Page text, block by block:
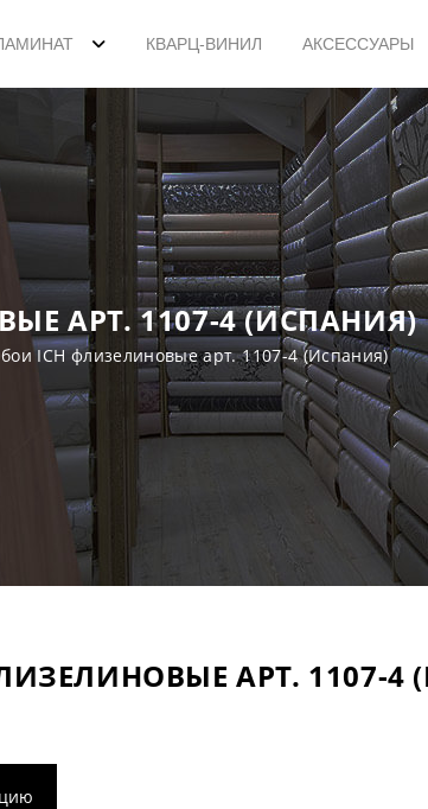
КВАРЦ-ВИНИЛ АКСЕССУАРЫ
АРТ. 1107-4 (ИСПАНИЯ)
ICH флизелиновые арт. 1107-4 (Испания)
АРТ. 1107-4